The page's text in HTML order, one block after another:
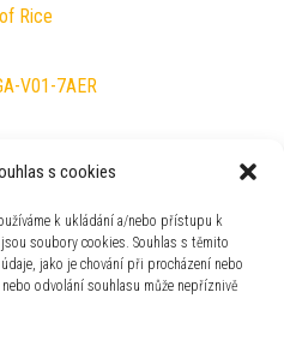
s cookies
k ukládání a/nebo přístupu k
soubory cookies. Souhlas s těmito
jako je chování při procházení nebo
odvolání souhlasu může nepříznivě
Rice
V01-7AER
Leggera FortyOne Automatic
Carbon
Pilot 161.565.46